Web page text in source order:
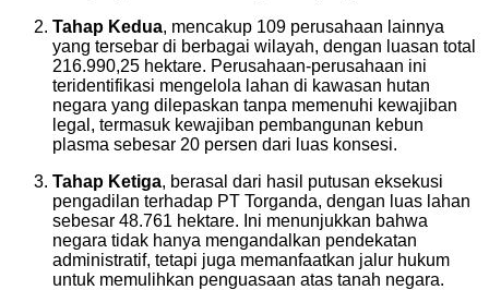
Tahap Kedua, mencakup 109 perusahaan lainnya
yang tersebar di berbagai wilayah, dengan luasan total
216.990,25 hektare. Perusahaan-perusahaan ini
teridentifikasi mengelola lahan di kawasan hutan
negara yang dilepaskan tanpa memenuhi kewajiban
legal, termasuk kewajiban pembangunan kebun
plasma sebesar 20 persen dari luas konsesi.
Tahap Ketiga, berasal dari hasil putusan eksekusi
pengadilan terhadap PT Torganda, dengan luas lahan
sebesar 48.761 hektare. Ini menunjukkan bahwa
negara tidak hanya mengandalkan pendekatan
administratif, tetapi juga memanfaatkan jalur hukum
untuk memulihkan penguasaan atas tanah negara.